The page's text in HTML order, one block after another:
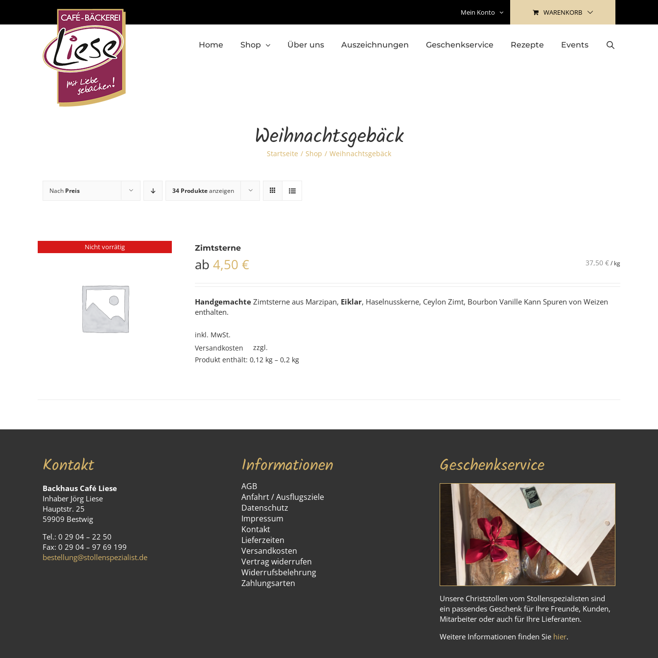
content
Mein Konto WARENKORB
Home Shop Über uns Auszeichnungen Geschenkservice Rezepte Events
Weihnachtsgebäck
Startseite Shop Weihnachtsgebäck
Nach Preis 34 Produkteanzeigen
Nicht vorrätig Zimtsterne
ab4,50€ 37,50 €/ kg
Handgemachte Zimtsterne aus Marzipan, Eiklar, Haselnusskerne, Ceylon Zimt, Bourbon Vanille Kann Spuren von Weizen
enthalten.
inkl. MwSt.
zzgl.
Versandkosten
Produkt enthält: 0,12 kg – 0,2 kg
Kontakt
Backhaus Café Liese
Inhaber Jörg Liese
Hauptstr. 25
59909 Bestwig
Tel.: 0 29 04 – 22 50
Fax: 0 29 04 – 97 69 199
bestellung@stollenspezialist.de
Informationen
AGB
Anfahrt / Ausflugsziele
Datenschutz
Impressum
Kontakt
Lieferzeiten
Versandkosten
Vertrag widerrufen
Widerrufsbelehrung
Zahlungsarten
Geschenkservice
Unsere Christstollen vom Stollenspezialisten sind
ein passendes Geschenk für Ihre Freunde, Kunden,
Mitarbeiter oder auch für Ihre Lieferanten.
Weitere Informationen finden Sie hier.